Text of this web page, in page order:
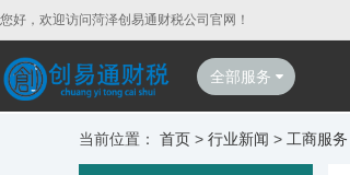
您好，欢迎访问菏泽创易通财税公司官网！
全部服务
当前位置： 首页 > 行业新闻 > 工商服务